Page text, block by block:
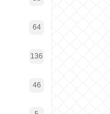
64
136
46